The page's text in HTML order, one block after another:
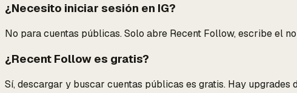
¿Necesito iniciar sesión en IG?
No para cuentas públicas. Solo abre Recent Follow, escribe el
¿Recent Follow es gratis?
Sí, descargar y buscar cuentas públicas es gratis. Hay